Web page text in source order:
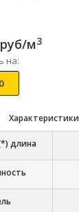
руб/м3
на:
Характеристики
длина